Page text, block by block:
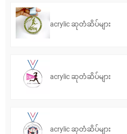
acrylic ဆုတံဆိပ်များ
acrylic ဆုတံဆိပ်များ
acrylic ဆုတံဆိပ်များ